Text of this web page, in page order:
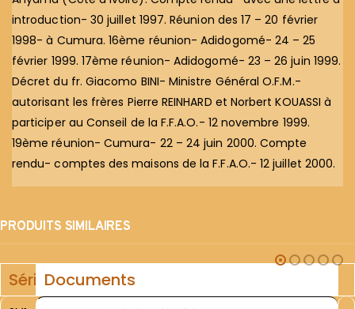
introduction- 30 juillet 1997. Réunion des 17 – 20 février
1998- à Cumura. 16ème réunion- Adidogomé- 24 – 25
février 1999. 17ème réunion- Adidogomé- 23 – 26 juin 1999.
Décret du fr. Giacomo BINI- Ministre Général O.F.M.-
autorisant les frères Pierre REINHARD et Norbert KOUASSI à
participer au Conseil de la F.F.A.O.- 12 novembre 1999.
19ème réunion- Cumura- 22 – 24 juin 2000. Compte
rendu- comptes des maisons de la F.F.A.O.- 12 juillet 2000.
PRODUITS SIMILAIRES
SérieDocuments